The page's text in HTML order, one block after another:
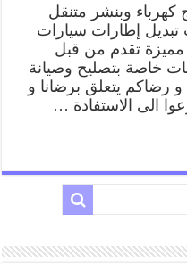
وبنشر متنقل
إطارات سيارات
مميزة تقدم من قبل
خاصة بتصليح وصيانة
رضاكم يتعلق برضانا و
الى الاستفادة …